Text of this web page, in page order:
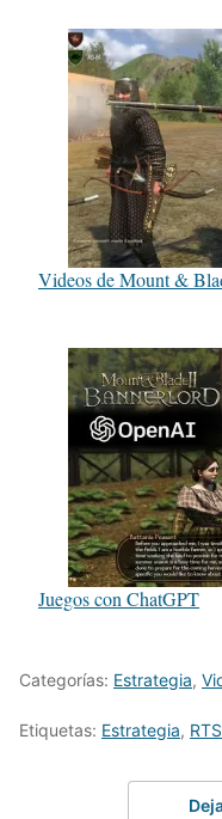
Videos de Mount &
Juegos con ChatGPT
Categorías: Estrategia,
Etiquetas: Estrategia, RTS